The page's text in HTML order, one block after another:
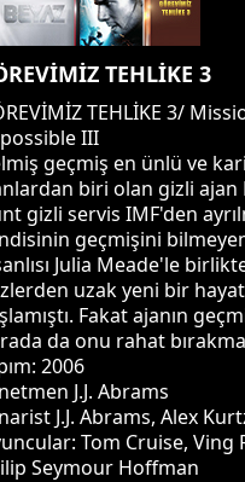
TEHLİKE 3
TEHLİKE 3/
III
geçmiş en ünlü ve
biri olan gizli ajan
gizli servis IMF'den
geçmişini
Julia Meade'le
uzak yeni bir
Fakat ajanın
da onu rahat
2006
J.J. Abrams
J.J. Abrams, Alex
Tom Cruise, Ving
Seymour Hoffman